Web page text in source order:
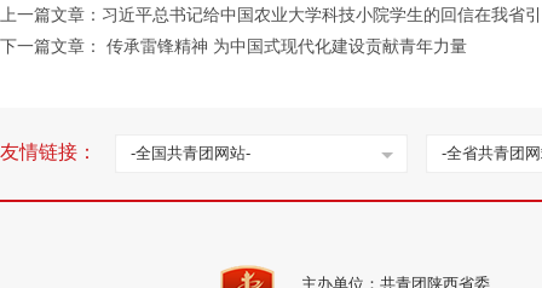
上一篇文章： 习近平总书记给中国农业大学科技小院学生的回信在我省
下一篇文章：
传承雷锋精神 为中国式现代化建设贡献青年力量
友情链接： -全国共青团网站- -全省共青团
主办单位：共青团陕西省委